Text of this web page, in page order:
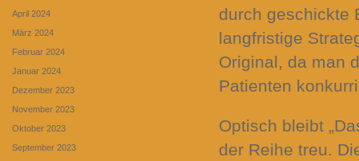
durch geschickte
langfristige
Original, da man
Patienten
Optisch bleibt
der Reihe treu.
April 2024
März 2024
Februar 2024
Januar 2024
Dezember 2023
November 2023
Oktober 2023
September 2023